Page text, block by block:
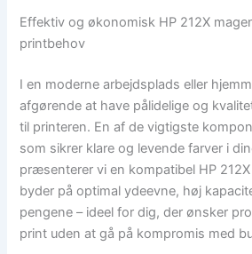
Effektiv og økonomisk HP 212X
printbehov
I en moderne arbejdsplads eller
afgørende at have pålidelige og
til printeren. En af de vigtigste
som sikrer klare og levende farver i
præsenterer vi en kompatibel HP
byder på optimal ydeevne, høj
pengene – ideel for dig, der ønsker
print uden at gå på kompromis med